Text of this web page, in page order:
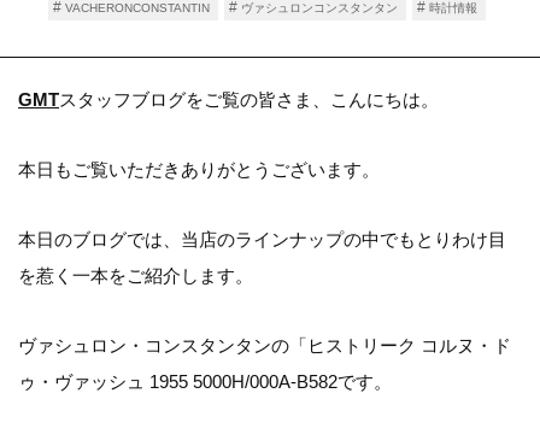
VACHERONCONSTANTIN ヴァシュロンコンスタンタン 時計情報
GMTスタッフブログをご覧の皆さま、こんにちは。
本日もご覧いただきありがとうございます。
本日のブログでは、当店のラインナップの中でもとりわけ目
を惹く一本をご紹介します。
ヴァシュロン・コンスタンタンの「ヒストリーク コルヌ・ド
ゥ・ヴァッシュ 1955 5000H/000A-B582です。